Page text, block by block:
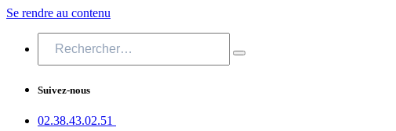
Se rendre au contenu
Suivez-nous
02.38.43​.02.51